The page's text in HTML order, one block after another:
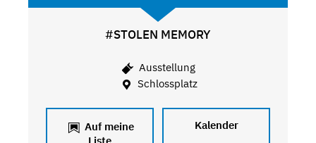
#STOLEN MEMORY
Ausstellung
Schlossplatz
Auf meine
Kalender